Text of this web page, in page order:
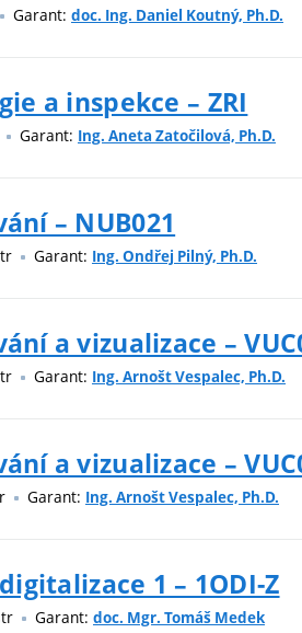
Garant: doc. Ing. Daniel Koutný, Ph.D.
a inspekce – ZRI
Garant: Ing. Aneta Zatočilová, Ph.D.
– NUB021
Garant: Ing. Ondřej Pilný, Ph.D.
a vizualizace –
Garant: Ing. Arnošt Vespalec, Ph.D.
a vizualizace –
Garant: Ing. Arnošt Vespalec, Ph.D.
1 – 1ODI-Z
Garant: doc. Mgr. Tomáš Medek